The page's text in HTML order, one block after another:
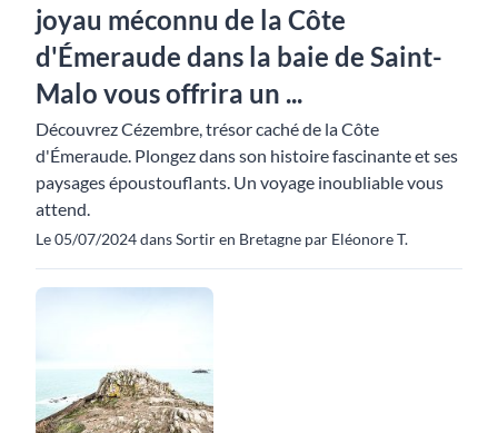
joyau méconnu de la Côte
d'Émeraude dans la baie de Saint-
Malo vous offrira un ...
Découvrez Cézembre, trésor caché de la Côte
d'Émeraude. Plongez dans son histoire fascinante et ses
paysages époustouflants. Un voyage inoubliable vous
attend.
Le 05/07/2024 dans Sortir en Bretagne par Eléonore T.